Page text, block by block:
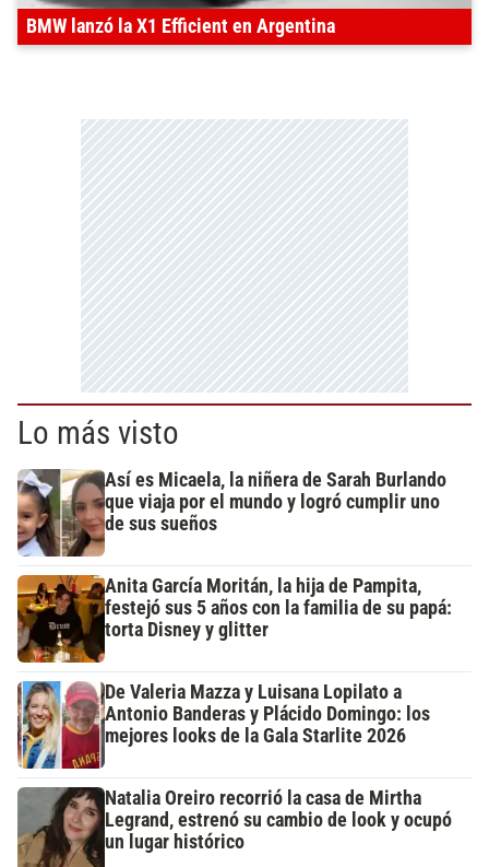
BMW lanzó la X1 Efficient en Argentina
Lo más visto
Así es Micaela, la niñera de Sarah Burlando
que viaja por el mundo y logró cumplir uno
de sus sueños
Anita García Moritán, la hija de Pampita,
festejó sus 5 años con la familia de su papá:
torta Disney y glitter
De Valeria Mazza y Luisana Lopilato a
Antonio Banderas y Plácido Domingo: los
mejores looks de la Gala Starlite 2026
Natalia Oreiro recorrió la casa de Mirtha
Legrand, estrenó su cambio de look y ocupó
un lugar histórico